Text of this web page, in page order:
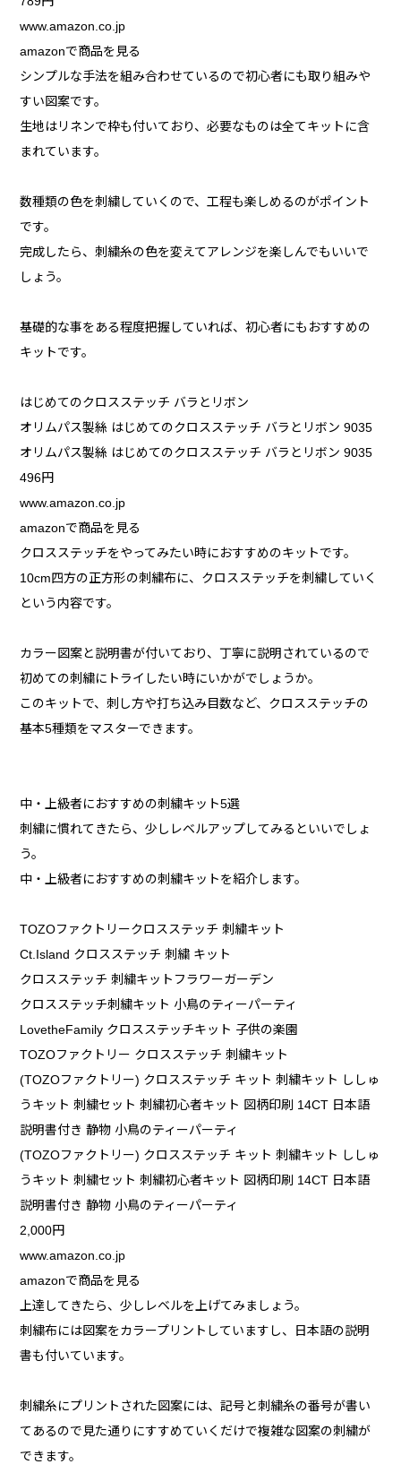
www.amazon.co.jp
amazonで商品を見る
シンプルな手法を組み合わせているので初心者にも取り組みや
すい図案です。
生地はリネンで枠も付いており、必要なものは全てキットに含
まれています。
数種類の色を刺繍していくので、工程も楽しめるのがポイント
です。
完成したら、刺繍糸の色を変えてアレンジを楽しんでもいいで
しょう。
基礎的な事をある程度把握していれば、初心者にもおすすめの
キットです。
はじめてのクロスステッチ バラとリボン
オリムパス製絲 はじめてのクロスステッチ バラとリボン 9035
オリムパス製絲 はじめてのクロスステッチ バラとリボン 9035
496円
www.amazon.co.jp
amazonで商品を見る
クロスステッチをやってみたい時におすすめのキットです。
10cm四方の正方形の刺繍布に、クロスステッチを刺繍していく
という内容です。
カラー図案と説明書が付いており、丁寧に説明されているので
初めての刺繍にトライしたい時にいかがでしょうか。
このキットで、刺し方や打ち込み目数など、クロスステッチの
基本5種類をマスターできます。
中・上級者におすすめの刺繍キット5選
刺繍に慣れてきたら、少しレベルアップしてみるといいでしょ
う。
中・上級者におすすめの刺繍キットを紹介します。
TOZOファクトリークロスステッチ 刺繍キット
Ct.Island クロスステッチ 刺繍 キット
クロスステッチ 刺繍キットフラワーガーデン
クロスステッチ刺繍キット 小鳥のティーパーティ
LovetheFamily クロスステッチキット 子供の楽園
TOZOファクトリー クロスステッチ 刺繍キット
(TOZOファクトリー) クロスステッチ キット 刺繍キット ししゅ
うキット 刺繍セット 刺繍初心者キット 図柄印刷 14CT 日本語
説明書付き 静物 小鳥のティーパーティ
(TOZOファクトリー) クロスステッチ キット 刺繍キット ししゅ
うキット 刺繍セット 刺繍初心者キット 図柄印刷 14CT 日本語
説明書付き 静物 小鳥のティーパーティ
2,000円
www.amazon.co.jp
amazonで商品を見る
上達してきたら、少しレベルを上げてみましょう。
刺繍布には図案をカラープリントしていますし、日本語の説明
書も付いています。
刺繍糸にプリントされた図案には、記号と刺繍糸の番号が書い
てあるので見た通りにすすめていくだけで複雑な図案の刺繍が
できます。